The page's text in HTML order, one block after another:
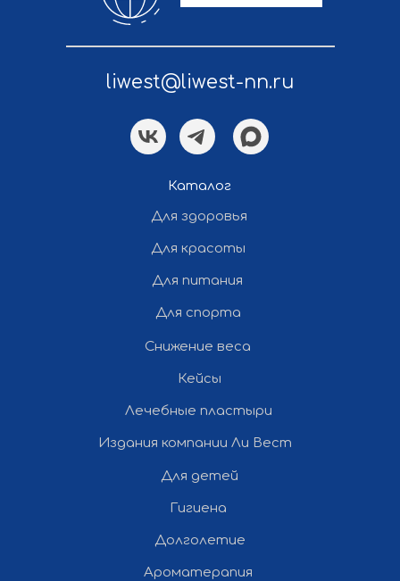
liwest@liwest-nn.ru
Снижение веса
Кейсы
Лечебные пластыри
Издания компании Ли Вест
Для детей
Гигиена
Долголетие
Ароматерапия
Каталог
Для здоровья
Для красоты
Для питания
Для спорта
Все права защищены ©